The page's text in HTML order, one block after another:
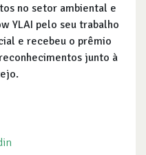
no setor ambiental e
YLAI pelo seu trabalho
e recebeu o prêmio
junto à